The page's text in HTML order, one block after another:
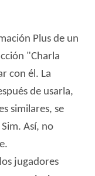
Plus de un
"Charla
con él. La
de usarla,
similares, se
Así, no
jugadores